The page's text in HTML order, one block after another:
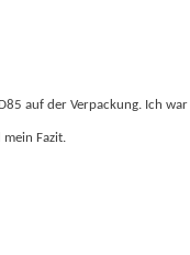
auf der Verpackung. Ich
Fazit.